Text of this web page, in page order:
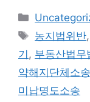
Categories
Tags
농지법위반,
기 , 부동산법무
약해지단체소송
미납명도소송